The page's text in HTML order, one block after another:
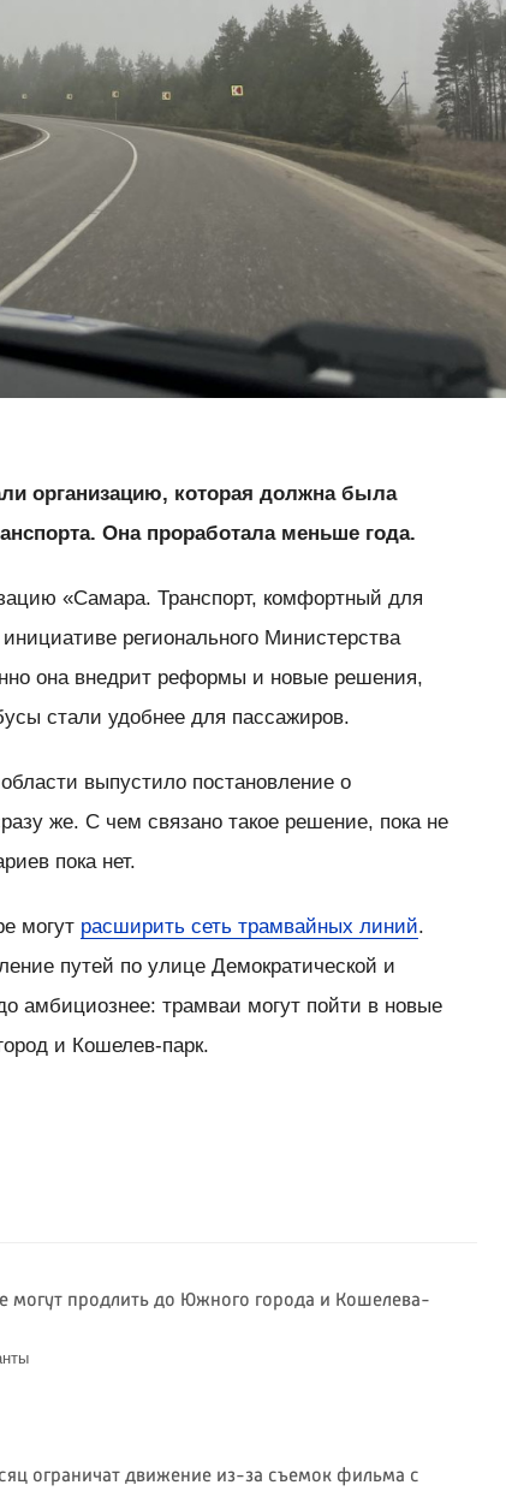
организацию, которая должна была
Она проработала меньше года.
«Самара. Транспорт, комфортный для
регионального Министерства
она внедрит реформы и новые решения,
стали удобнее для пассажиров.
выпустило постановление о
же. С чем связано такое решение, пока не
пока нет.
могут расширить сеть трамвайных линий.
путей по улице Демократической и
амбициознее: трамваи могут пойти в новые
и Кошелев-парк.
могут продлить до Южного города и Кошелева-
ограничат движение из-за съемок фильма с